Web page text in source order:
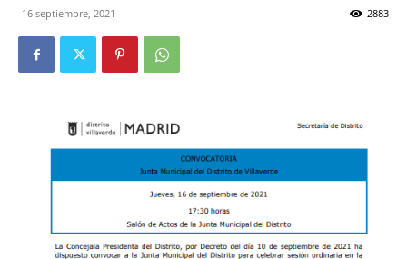
16 septiembre, 2021 2883